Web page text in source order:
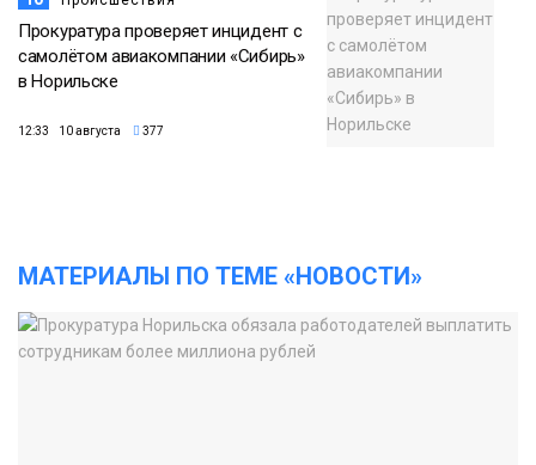
Прокуратура проверяет инцидент с
самолётом авиакомпании «Сибирь»
в Норильске
12:33 10 августа 377
МАТЕРИАЛЫ ПО ТЕМЕ «НОВОСТИ»